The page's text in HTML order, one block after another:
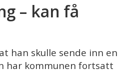
– kan få
han skulle sende inn en
har kommunen fortsatt